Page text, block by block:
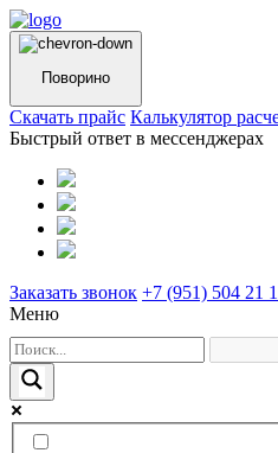
Поворино
Cкачать прайс Калькулятор
Быстрый ответ в мессенджерах
Заказать звонок +7 (951) 504 21
Меню